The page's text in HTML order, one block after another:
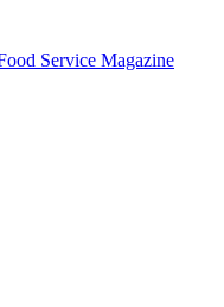
Service Magazine